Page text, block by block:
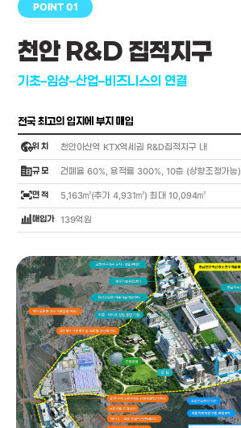
POINT 01
천안 R&D 집적지구
기초–임상–산업–비즈니스의 연결
전국 최고의 입지에 부지 매입
globe_location_pin위 치 천안아산역 KTX역세권 R&D집적지구 내
corporate_fare규 모 건폐율 60%, 용적률 300%, 10층 (상향조정가능)
fit_screen면 적 5,163㎡(추가 4,931㎡) 최대 10,094㎡
bar_chart_4_bars매입가 139억원